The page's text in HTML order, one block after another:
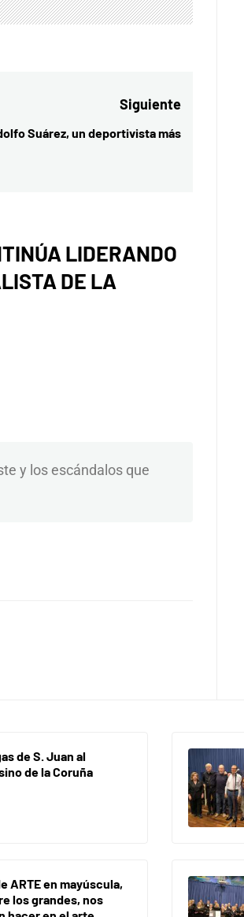
Siguiente
Entrada
Suárez, un deportivista más
LIDERANDO
DE LA
y los escándalos que
de S. Juan al
de la Coruña
ARTE en mayúscula,
los grandes, nos